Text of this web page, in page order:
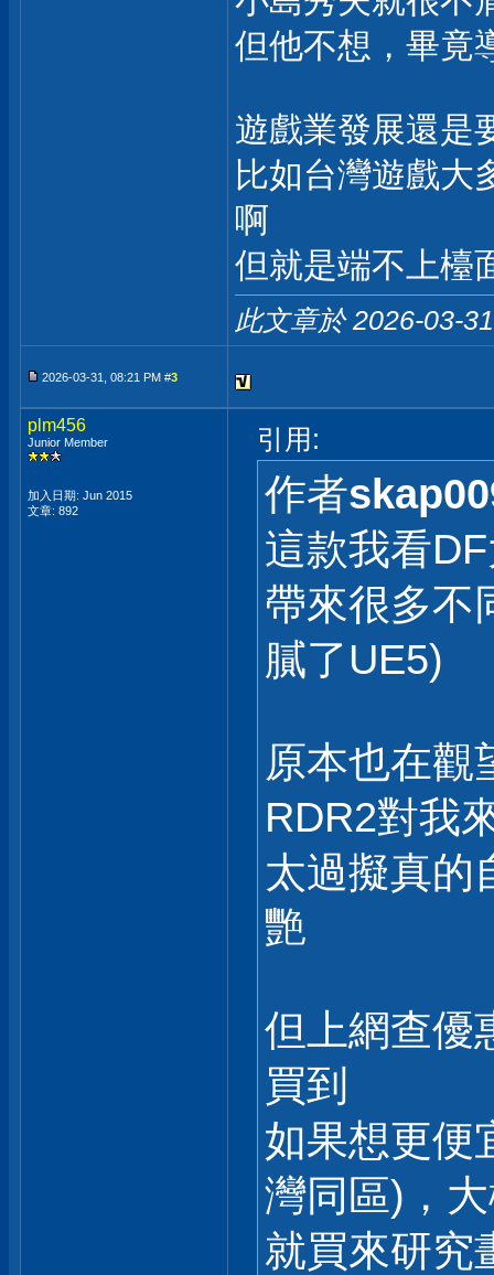
但他不想，畢竟
遊戲業發展還是
比如台灣遊戲大
啊
但就是端不上檯
此文章於 2026-03-
2026-03-31, 08:21 PM #3
plm456
Junior Member
加入日期: Jun 2015
文章: 892
引用:
作者
這款我看
帶來很多不
膩了UE5)
原本也在觀
RDR2對我
太過擬真的
艷
但上網查優
買到
如果想更便
灣同區)，
就買來研究